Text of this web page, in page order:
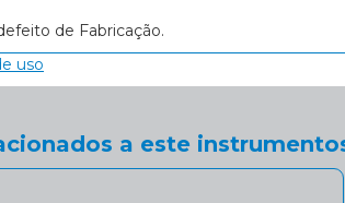
de Fabricação.
uso
a este